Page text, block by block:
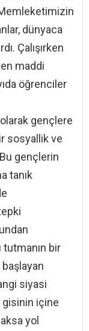
dünyaca
Çalışırken
maddi
öğrenciler
gençlere
sosyallik ve
gençlerin
tanık
tutmanın bir
siyasi
gisinin içine
yol